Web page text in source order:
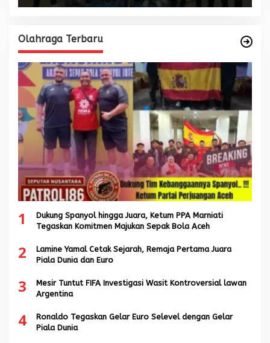
Olahraga Terbaru
1
Dukung Spanyol hingga Juara, Ketum PPA Marniati
Tegaskan Komitmen Majukan Sepak Bola Aceh
2
Lamine Yamal Cetak Sejarah, Remaja Pertama Juara
Piala Dunia dan Euro
3
Mesir Tuntut FIFA Investigasi Wasit Kontroversial lawan
Argentina
4
Ronaldo Tegaskan Gelar Euro Selevel dengan Gelar
Piala Dunia